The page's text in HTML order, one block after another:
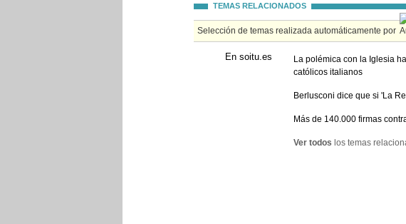
TEMAS RELACIONADOS
Selección de temas realizada automáticamente por
En soitu.es
La polémica con la Iglesia
católicos italianos
Berlusconi dice que si 'La
Más de 140.000 firmas
Ver todos los temas